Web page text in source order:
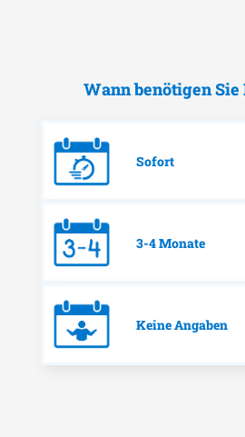
Wann benötigen
Sofort
3-4 Monate
Keine Angaben